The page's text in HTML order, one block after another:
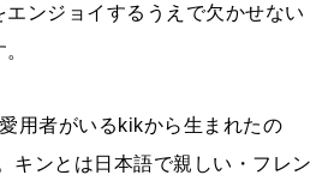
ンジョイするうえで欠かせない
用者がいるkikから生まれたの
キンとは日本語で親しい・フレン